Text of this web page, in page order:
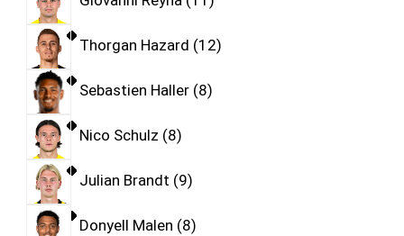
Thorgan Hazard 12
Sebastien Haller 8
Nico Schulz 8
Julian Brandt 9
Donyell Malen 8